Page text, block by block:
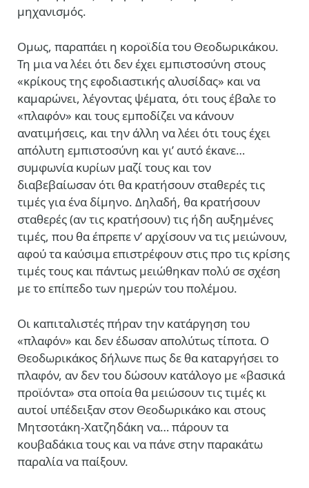
μηχανισμός.
Ομως, παραπάει η κοροϊδία του Θεοδωρικάκου.
Τη μια να λέει ότι δεν έχει εμπιστοσύνη στους
«κρίκους της εφοδιαστικής αλυσίδας» και να
καμαρώνει, λέγοντας ψέματα, ότι τους έβαλε το
«πλαφόν» και τους εμποδίζει να κάνουν
ανατιμήσεις, και την άλλη να λέει ότι τους έχει
απόλυτη εμπιστοσύνη και γι’ αυτό έκανε…
συμφωνία κυρίων μαζί τους και τον
διαβεβαίωσαν ότι θα κρατήσουν σταθερές τις
τιμές για ένα δίμηνο. Δηλαδή, θα κρατήσουν
σταθερές (αν τις κρατήσουν) τις ήδη αυξημένες
τιμές, που θα έπρεπε ν’ αρχίσουν να τις μειώνουν,
αφού τα καύσιμα επιστρέφουν στις προ τις κρίσης
τιμές τους και πάντως μειώθηκαν πολύ σε σχέση
με το επίπεδο των ημερών του πολέμου.
Οι καπιταλιστές πήραν την κατάργηση του
«πλαφόν» και δεν έδωσαν απολύτως τίποτα. Ο
Θεοδωρικάκος δήλωνε πως δε θα καταργήσει το
πλαφόν, αν δεν του δώσουν κατάλογο με «βασικά
προϊόντα» στα οποία θα μειώσουν τις τιμές κι
αυτοί υπέδειξαν στον Θεοδωρικάκο και στους
Μητσοτάκη-Χατζηδάκη να… πάρουν τα
κουβαδάκια τους και να πάνε στην παρακάτω
παραλία να παίξουν.